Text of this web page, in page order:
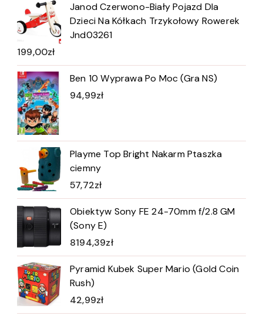
Janod Czerwono-Biały Pojazd Dla
Dzieci Na Kółkach Trzykołowy Rowerek
Jnd03261
199,00zł
Ben 10 Wyprawa Po Moc (Gra NS)
94,99zł
Playme Top Bright Nakarm Ptaszka
ciemny
57,72zł
Obiektyw Sony FE 24-70mm f/2.8 GM
(Sony E)
8194,39zł
Pyramid Kubek Super Mario (Gold Coin
Rush)
42,99zł